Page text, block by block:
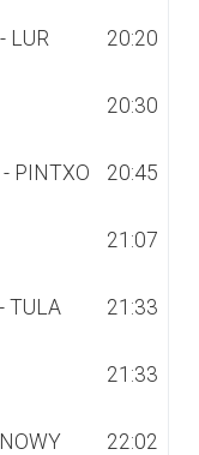
LUR 20:20
20:30
- PINTXO 20:45
21:07
TULA 21:33
21:33
22:02